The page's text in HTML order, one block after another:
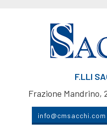
F.LLI
Frazione Mandrino,
info@cmsacchi.com